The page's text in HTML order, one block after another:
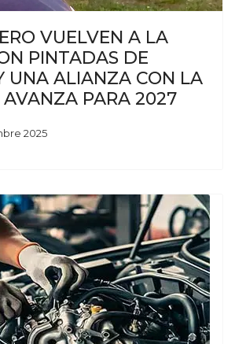
VUELVEN A LA
PINTADAS DE
UNA ALIANZA CON LA
PARA 2027
2025